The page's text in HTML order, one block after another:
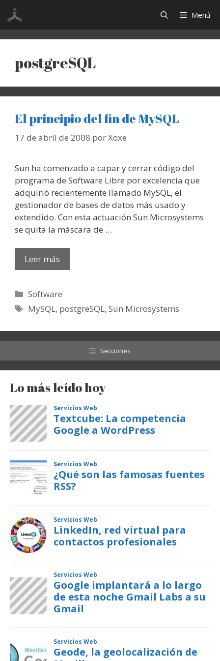
Saltar
contenido
Menú
postgreSQL
El principio del fin de MySQL
17 de abril de 2008 porXoxe
Sun ha comenzado a capar y cerrar código del
programa de Software Libre por excelencia que
adquirió recientemente llamado MySQL, el
gestionador de bases de datos más usado y
extendido. Con esta actuación Sun Microsystems
se quita la máscara de …
Leer más
Categorías
Software
Etiquetas
MySQL, postgreSQL,Sun Microsystems
Secciones
Lo más leído hoy